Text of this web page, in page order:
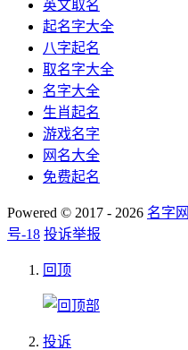
英文取名
起名字大全
八字起名
取名字大全
名字大全
生肖起名
游戏名字
网名大全
免费起名
Powered © 2017 - 2026 名字网
号-18 投诉举报
回顶
投诉